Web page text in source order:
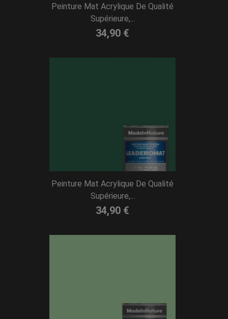
Peinture Mat Acrylique De Qualité
Supérieure,...
34,90 €
Peinture Mat Acrylique De Qualité
Supérieure,...
34,90 €